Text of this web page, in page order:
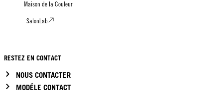
Maison de la Couleur
SalonLab
RESTEZ EN CONTACT
NOUS CONTACTER
MODÉLE CONTACT